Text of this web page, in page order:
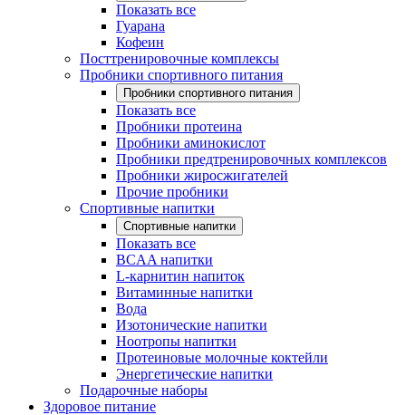
Показать все
Гуарана
Кофеин
Посттренировочные комплексы
Пробники спортивного питания
Пробники спортивного питания
Показать все
Пробники протеина
Пробники аминокислот
Пробники предтренировочных комплексов
Пробники жиросжигателей
Прочие пробники
Спортивные напитки
Спортивные напитки
Показать все
BCAA напитки
L-карнитин напиток
Витаминные напитки
Вода
Изотонические напитки
Ноотропы напитки
Протеиновые молочные коктейли
Энергетические напитки
Подарочные наборы
Здоровое питание